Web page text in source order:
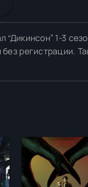
1-3
регистрации.